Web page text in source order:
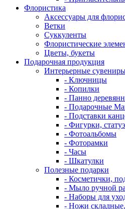
Флористика
Аксессуары для
Ветки
Суккуленты
Флористические
Цветы, букеты
Подарочная продукция
Интерьерные
- Ключницы
- Копилки
- Панно
- Подарочные
- Подставки
- Фигурки,
- Фотоальбомы
- Фоторамки
- Часы
- Шкатулки
Полезные подарки
- Косметички,
- Мыло ручной
- Наборы для
- Ножи